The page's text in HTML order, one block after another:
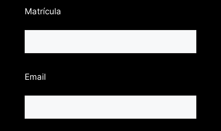
Matrícula
Email